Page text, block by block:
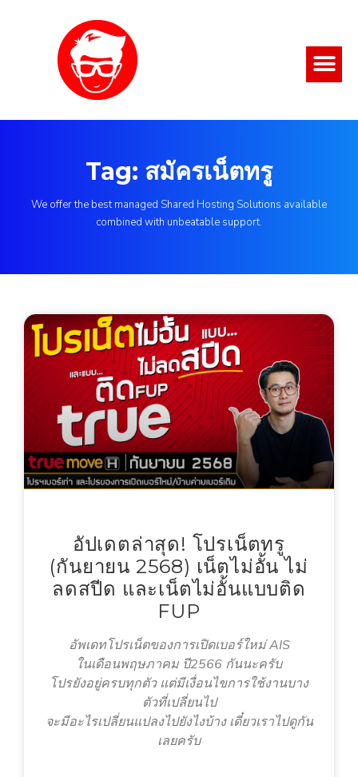
Tag: สมัครเน็ตทรู
We offer the best managed Shared Hosting Solutions available
combined with unbeatable support.
อัปเดตล่าสุด! โปรเน็ตทรู
(กันยายน 2568) เน็ตไม่อั้น ไม่
ลดสปีด และเน็ตไม่อั้นแบบติด
FUP
อัพเดทโปรเน็ตของการเปิดเบอร์ใหม่ AIS
ในเดือนพฤษภาคม ปี2566 กันนะครับ
โปรยังอยู่ครบทุกตัว แต่มีเงื่อนไขการใช้งานบาง
ตัวที่เปลี่ยนไป
จะมีอะไรเปลี่ยนแปลงไปยังไงบ้าง เดี๋ยวเราไปดูกัน
เลยครับ